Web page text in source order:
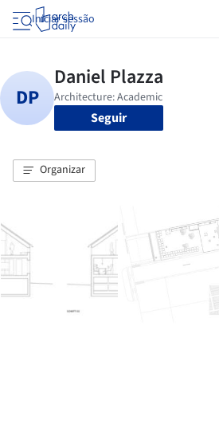
Iniciar sessão
Seguir
Organizar